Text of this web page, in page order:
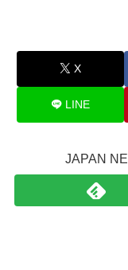
X
LINE
JAPAN